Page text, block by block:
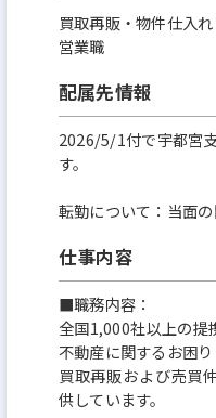
生活にまつわる様々な
世の中のため、他人
利益は自然とついてき
社内イベントではス
内は風通しのよい職場
私たちと一緒に不動
のために。」なる仕
買取再販・物件仕入れ
営業職
配属先情報
2026/5/1付で宇都宮
す。
転勤について：当面
仕事内容
■職務内容：
全国1,000社以上の提
不動産に関するお困
買取再販および売買
供しています。